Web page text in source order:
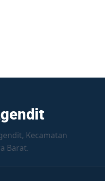
Kecamatan
Barat.